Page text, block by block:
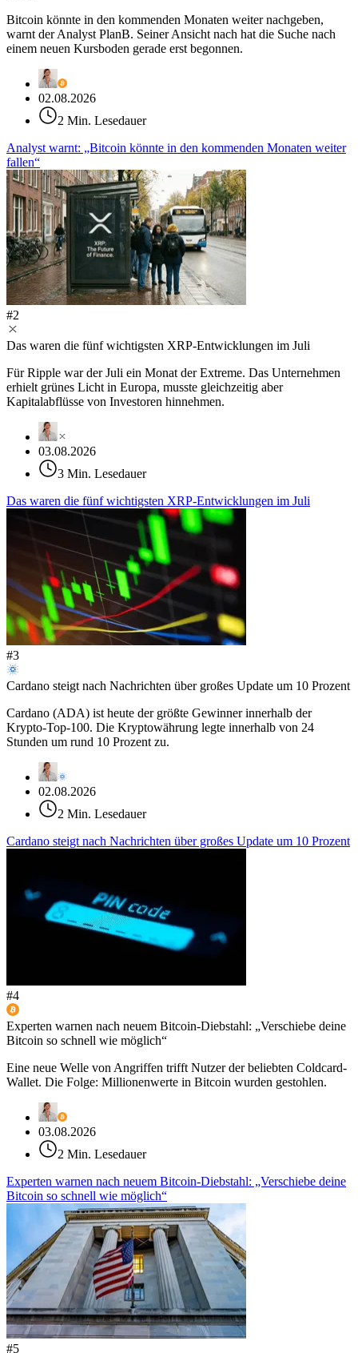
Bitcoin könnte in den kommenden Monaten weiter nachgeben,
warnt der Analyst PlanB. Seiner Ansicht nach hat die Suche nach
einem neuen Kursboden gerade erst begonnen.
02.08.2026
2 Min. Lesedauer
Analyst warnt: „Bitcoin könnte in den kommenden Monaten weiter
fallen“
#2
Das waren die fünf wichtigsten XRP-Entwicklungen im Juli
Für Ripple war der Juli ein Monat der Extreme. Das Unternehmen
erhielt grünes Licht in Europa, musste gleichzeitig aber
Kapitalabflüsse von Investoren hinnehmen.
03.08.2026
3 Min. Lesedauer
Das waren die fünf wichtigsten XRP-Entwicklungen im Juli
#3
Cardano steigt nach Nachrichten über großes Update um 10 Prozent
Cardano (ADA) ist heute der größte Gewinner innerhalb der
Krypto-Top-100. Die Kryptowährung legte innerhalb von 24
Stunden um rund 10 Prozent zu.
02.08.2026
2 Min. Lesedauer
Cardano steigt nach Nachrichten über großes Update um 10 Prozent
#4
Experten warnen nach neuem Bitcoin-Diebstahl: „Verschiebe deine
Bitcoin so schnell wie möglich“
Eine neue Welle von Angriffen trifft Nutzer der beliebten Coldcard-
Wallet. Die Folge: Millionenwerte in Bitcoin wurden gestohlen.
03.08.2026
2 Min. Lesedauer
Experten warnen nach neuem Bitcoin-Diebstahl: „Verschiebe deine
Bitcoin so schnell wie möglich“
#5